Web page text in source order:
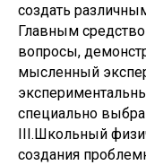
создать
Главным
вопросы,
мысленный
специально
III.Школьный
создания